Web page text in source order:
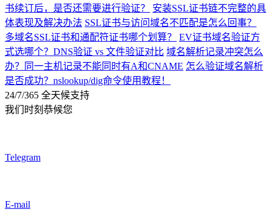
书续订后，是否还需要进行验证？
安装SSL证书链不完整的具
体表现及解决办法 SSL证书与访问域名不匹配是怎么回事？
多域名SSL证书和通配符证书哪个划算？
EV证书域名验证方
式选哪个？DNS验证 vs 文件验证对比 域名解析记录冲突怎么
办？同一主机记录不能同时有A和CNAME 怎么验证域名解析
是否成功？nslookup/dig命令使用教程！
24/7/365 全天候支持
我们时刻恭候您
Telegram
E-mail